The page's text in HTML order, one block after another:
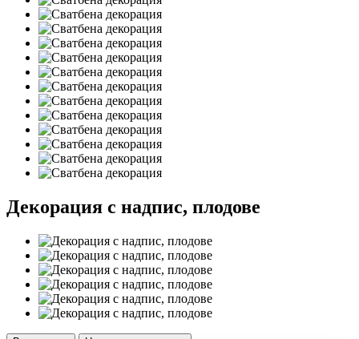
Декорация с надпис, плодове